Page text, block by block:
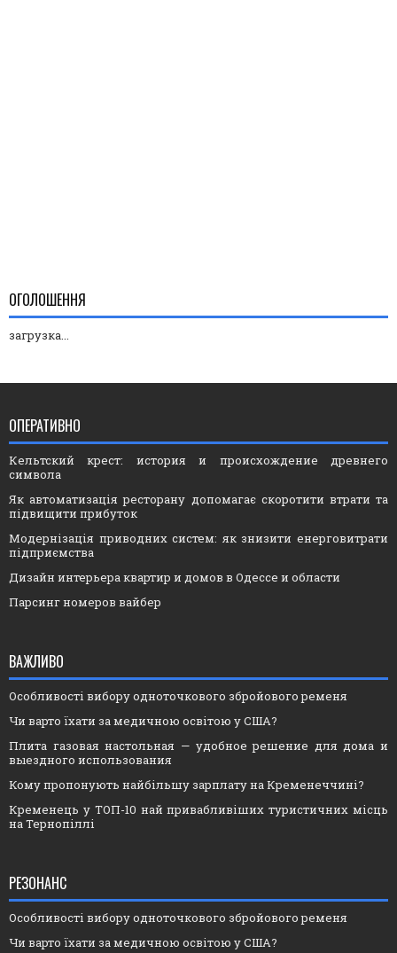
ОГОЛОШЕННЯ
загрузка...
ОПЕРАТИВНО
Кельтский крест: история и происхождение древнего
символа
Як автоматизація ресторану допомагає скоротити втрати та
підвищити прибуток
Модернізація приводних систем: як знизити енерговитрати
підприємства
Дизайн интерьера квартир и домов в Одессе и области
Парсинг номеров вайбер
ВАЖЛИВО
Особливості вибору одноточкового збройового ременя
Чи варто їхати за медичною освітою у США?
Плита газовая настольная — удобное решение для дома и
выездного использования
Кому пропонують найбільшу зарплату на Кременеччині?
Кременець у ТОП-10 най привабливіших туристичних місць
на Тернопіллі
РЕЗОНАНС
Особливості вибору одноточкового збройового ременя
Чи варто їхати за медичною освітою у США?